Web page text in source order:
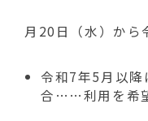
……
月20日（水）から
令和7年5月以降
合……利用を希